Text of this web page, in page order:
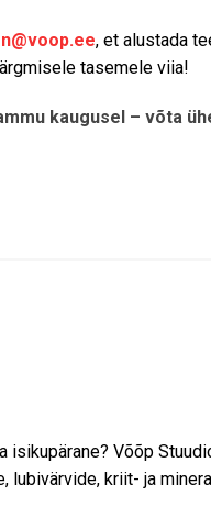
, et alustada
tasemele viia!
kaugusel – võta
isikupärane? Võõp
kriit- ja